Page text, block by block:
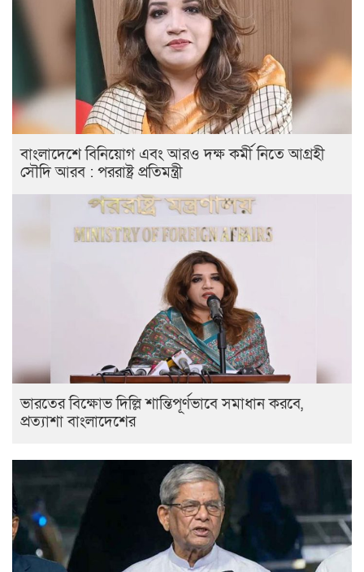
বাংলাদেশে বিনিয়োগ এবং আরও দক্ষ কর্মী নিতে আগ্রহী
সৌদি আরব : পররাষ্ট্র প্রতিমন্ত্রী
ভারতের বিক্ষোভ দিল্লি শান্তিপূর্ণভাবে সমাধান করবে,
প্রত্যাশা বাংলাদেশের